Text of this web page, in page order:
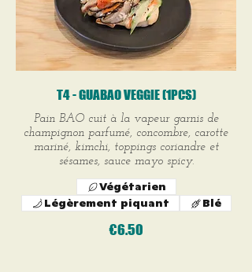
T4 - GUABAO VEGGIE (1PCS)
Pain BAO cuit à la vapeur garnis de
champignon parfumé, concombre, carotte
mariné, kimchi, toppings coriandre et
sésames, sauce mayo spicy.
€6.50
Végétarien
Légèrement piquant
Blé